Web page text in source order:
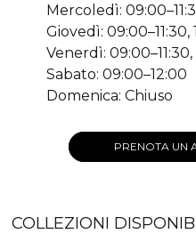
Mercoledì:
Giovedì: 09:00–11:30,
Venerdì: 09:00–11:30,
Sabato: 09:00–12:00
Domenica: Chiuso
PRENOTA UN
COLLEZIONI